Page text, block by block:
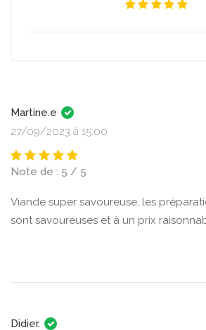
Martine.e
27/09/2023 à 15:00
Note de : 5 / 5
Viande super savoureuse, les
sont savoureuses et à un prix
Didier.